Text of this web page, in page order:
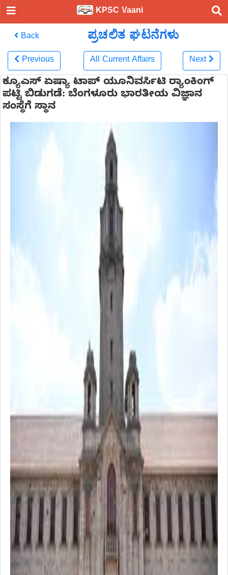
KPSC Vaani
Back ಪ್ರಚಲಿತ ಘಟನೆಗಳು
Previous All Current Affairs Next
ಕ್ಯೂಎಸ್ ಏಷ್ಯಾ ಟಾಪ್ ಯೂನಿವರ್ಸಿಟಿ ರ‍್ಯಾಂಕಿಂಗ್‌
ಪಟ್ಟಿ ಬಿಡುಗಡೆ: ಬೆಂಗಳೂರು ಭಾರತೀಯ ವಿಜ್ಞಾನ
ಸಂಸ್ಥೆಗೆ ಸ್ಥಾನ